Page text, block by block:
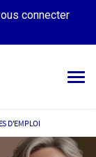
connecter
D'EMPLOI